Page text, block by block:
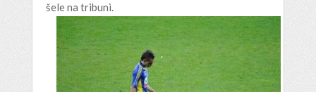
šele na tribuni.